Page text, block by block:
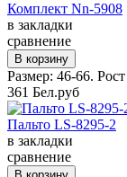
Комплект Nn-5908
в закладки
сравнение
Размер: 46-66.
361 Бел.руб
Пальто LS-8295-2
в закладки
сравнение